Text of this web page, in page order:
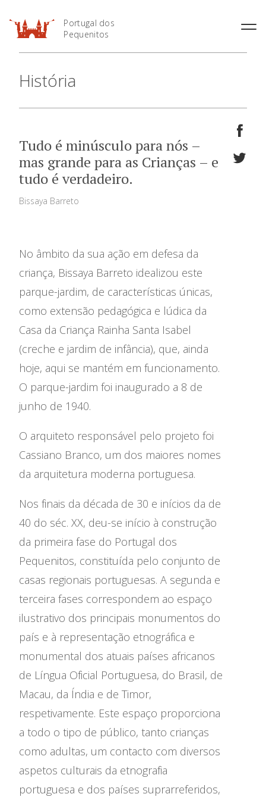
Portugal dos
Pequenitos
O Parque
Áreas Temáticas
Museus
Serviço Educativo
Visitas
Parcerias
Informações
Horário
Reclamações
História
Tudo é minúsculo para nós –
mas grande para as Crianças – e
tudo é verdadeiro.
Bissaya Barreto
No âmbito da sua ação em defesa da
criança, Bissaya Barreto idealizou este
parque-jardim, de características únicas,
como extensão pedagógica e lúdica da
Casa da Criança Rainha Santa Isabel
(creche e jardim de infância), que, ainda
hoje, aqui se mantém em funcionamento.
O parque-jardim foi inaugurado a 8 de
junho de 1940.
O arquiteto responsável pelo projeto foi
Cassiano Branco, um dos maiores nomes
da arquitetura moderna portuguesa.
Nos finais da década de 30 e inícios da de
40 do séc. XX, deu-se início à construção
da primeira fase do Portugal dos
Pequenitos, constituída pelo conjunto de
casas regionais portuguesas. A segunda e
terceira fases correspondem ao espaço
ilustrativo dos principais monumentos do
país e à representação etnográfica e
monumental dos atuais países africanos
de Língua Oficial Portuguesa, do Brasil, de
Macau, da Índia e de Timor,
respetivamente. Este espaço proporciona
a todo o tipo de público, tanto crianças
como adultas, um contacto com diversos
aspetos culturais da etnografia
portuguesa e dos países suprarreferidos,